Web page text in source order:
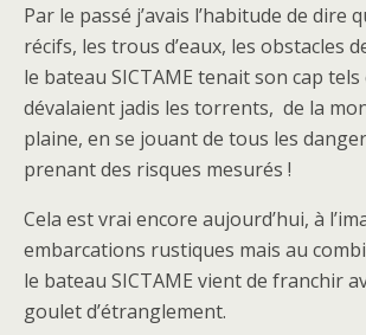
Par le passé j’avais l’habitude de dire
récifs, les trous d’eaux, les obstacles
le bateau SICTAME tenait son cap
dévalaient jadis les torrents, de la
plaine, en se jouant de tous les
prenant des risques mesurés !
Cela est vrai encore aujourd’hui, à
embarcations rustiques mais au
le bateau SICTAME vient de franchir
goulet d’étranglement.